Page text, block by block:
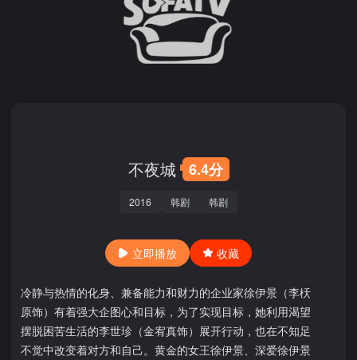
不夜城 6.4分
2016 韩剧 韩剧
立即播放 收藏
冷静与热情的化身、兼备能力和财力的企业家徐伊景（李枖
原饰）有着强大企图心和目标，为了实现目标，她利用渴望
摆脱困苦生活的李世珍（金宥真饰）展开行动，也在不知足
不觉中改变着对方和自己。黄金的女王徐伊景、深爱徐伊景